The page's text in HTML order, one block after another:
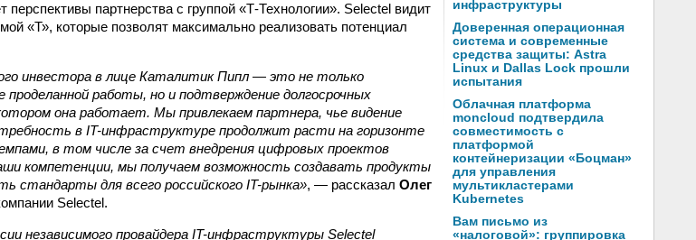
партнерства с группой «Т-Технологии». Selectel видит
«Т», которые позволят максимально реализовать потенциал
инвестора в лице Каталитик Пипл — это не только
работы, но и подтверждение долгосрочных
она работает. Мы привлекаем партнера, чье видение
в IT-инфраструктуре продолжит расти на горизонте
в том числе за счет внедрения цифровых проектов
компетенции, мы получаем возможность создавать продукты
стандарты для всего российского IT-рынка», — рассказал Олег
Selectel.
независимого провайдера IT-инфраструктуры Selectel
инфраструктуры
Доверенная операционная
система и современные
средства защиты: Astra
Linux и Dallas Lock прошли
испытания
Облачная платформа
moncloud подтвердила
совместимость с
платформой
контейнеризации «Боцман»
для управления
мультикластерами
Kubernetes
Вам письмо из
«налоговой»: группировка